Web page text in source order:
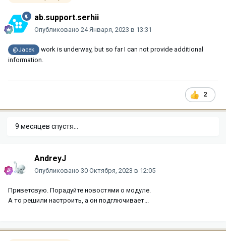
ab.support.serhii
Опубликовано 24 Января, 2023 в 13:31
@Jacek
work is underway, but so far I can not provide additional
information.
2
9 месяцев спустя...
AndreyJ
Опубликовано 30 Октября, 2023 в 12:05
Приветсвую. Порадуйте новостями о модуле.
А то решили настроить, а он подглючивает...